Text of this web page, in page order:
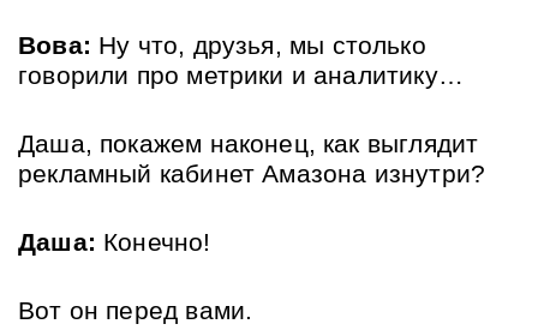
Вова: Ну что, друзья, мы столько
говорили про метрики и аналитику…
Даша, покажем наконец, как выглядит
рекламный кабинет Амазона изнутри?
Даша: Конечно!
Вот он перед вами.